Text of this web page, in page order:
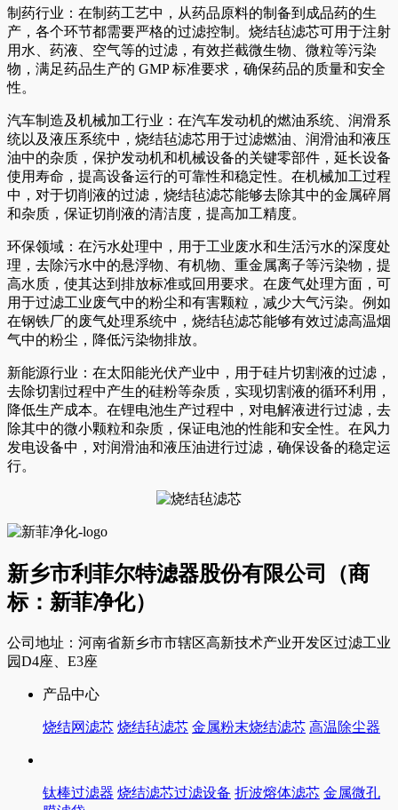
制药行业：在制药工艺中，从药品原料的制备到成品药的生
产，各个环节都需要严格的过滤控制。烧结毡滤芯可用于注射
用水、药液、空气等的过滤，有效拦截微生物、微粒等污染
物，满足药品生产的 GMP 标准要求，确保药品的质量和安全
性。
汽车制造及机械加工行业：在汽车发动机的燃油系统、润滑系
统以及液压系统中，烧结毡滤芯用于过滤燃油、润滑油和液压
油中的杂质，保护发动机和机械设备的关键零部件，延长设备
使用寿命，提高设备运行的可靠性和稳定性。在机械加工过程
中，对于切削液的过滤，烧结毡滤芯能够去除其中的金属碎屑
和杂质，保证切削液的清洁度，提高加工精度。
环保领域：在污水处理中，用于工业废水和生活污水的深度处
理，去除污水中的悬浮物、有机物、重金属离子等污染物，提
高水质，使其达到排放标准或回用要求。在废气处理方面，可
用于过滤工业废气中的粉尘和有害颗粒，减少大气污染。例如
在钢铁厂的废气处理系统中，烧结毡滤芯能够有效过滤高温烟
气中的粉尘，降低污染物排放。
新能源行业：在太阳能光伏产业中，用于硅片切割液的过滤，
去除切割过程中产生的硅粉等杂质，实现切割液的循环利用，
降低生产成本。在锂电池生产过程中，对电解液进行过滤，去
除其中的微小颗粒和杂质，保证电池的性能和安全性。在风力
发电设备中，对润滑油和液压油进行过滤，确保设备的稳定运
行。
新乡市利菲尔特滤器股份有限公司（商
标：新菲净化）
公司地址：河南省新乡市市辖区高新技术产业开发区过滤工业
园D4座、E3座
产品中心
烧结网滤芯 烧结毡滤芯 金属粉末烧结滤芯 高温除尘器
钛棒过滤器 烧结滤芯过滤设备 折波熔体滤芯 金属微孔